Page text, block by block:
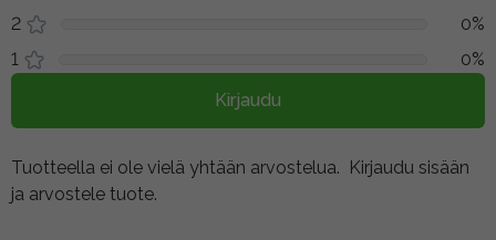
2
0%
1
0%
Kirjaudu
Tuotteella ei ole vielä yhtään arvostelua. Kirjaudu sisään
ja arvostele tuote.